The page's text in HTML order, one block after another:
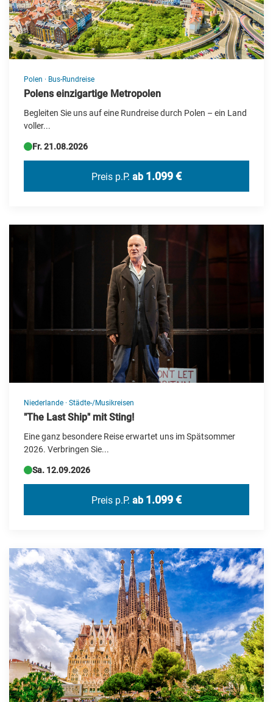
Polen · Bus-Rundreise
Polens einzigartige Metropolen
Begleiten Sie uns auf eine Rundreise durch Polen – ein Land
voller...
Fr. 21.08.2026
Preis p.P. ab 1.099 €
Niederlande · Städte-/Musikreisen
"The Last Ship" mit Sting!
Eine ganz besondere Reise erwartet uns im Spätsommer
2026. Verbringen Sie...
Sa. 12.09.2026
Preis p.P. ab 1.099 €